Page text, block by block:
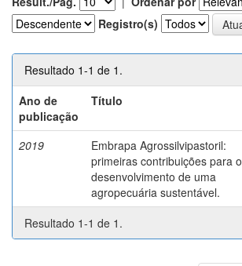
Registro(s)
Resultado 1-1 de 1.
Ano de
publicação
Título
2019
Embrapa Agrossilvipastoril:
primeiras contribuições para o
desenvolvimento de uma
agropecuária sustentável.
Resultado 1-1 de 1.